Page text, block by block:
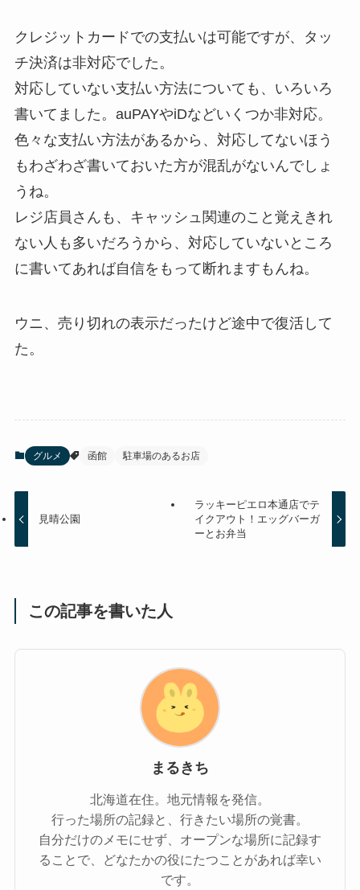
クレジットカードでの支払いは可能ですが、タッ
チ決済は非対応でした。
対応していない支払い方法についても、いろいろ
書いてました。auPAYやiDなどいくつか非対応。
色々な支払い方法があるから、対応してないほう
もわざわざ書いておいた方が混乱がないんでしょ
うね。
レジ店員さんも、キャッシュ関連のこと覚えきれ
ない人も多いだろうから、対応していないところ
に書いてあれば自信をもって断れますもんね。
ウニ、売り切れの表示だったけど途中で復活して
た。
グルメ 函館 駐車場のあるお店
見晴公園
ラッキーピエロ本通店でテ
イクアウト！エッグバーガ
ーとお弁当
この記事を書いた人
まるきち
北海道在住。地元情報を発信。
行った場所の記録と、行きたい場所の覚書。
自分だけのメモにせず、オープンな場所に記録す
ることで、どなたかの役にたつことがあれば幸い
です。